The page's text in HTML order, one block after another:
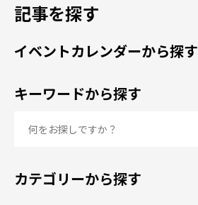
記事を探す
イベントカレンダーから探す
キーワードから探す
カテゴリーから探す